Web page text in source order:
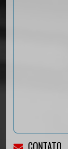
CONTATO